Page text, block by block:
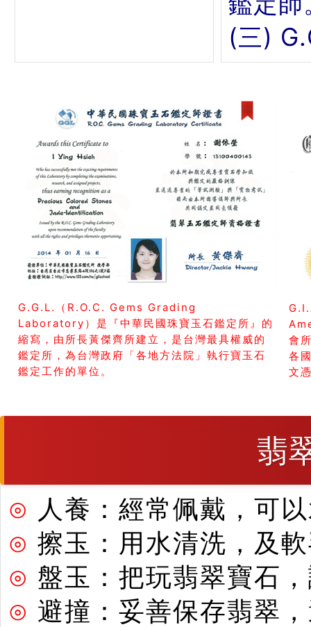
(三)
G.G.L.（R.O.C. Gems Grading
Laboratory）是『中華民國珠寶玉石鑑定所』的
縮寫，由所長黃傑齊所建立，是台灣最具權威的
鑑定所，為台灣政府「各地方法院」執行寶玉石
鑑定工作的單位。
會
各
文
翡
⊙ 人養：經常佩戴，可
⊙ 擦玉：用水清洗，及
⊙ 盤玉：把玩翡翠寶石
⊙ 避撞：妥善保存翡翠